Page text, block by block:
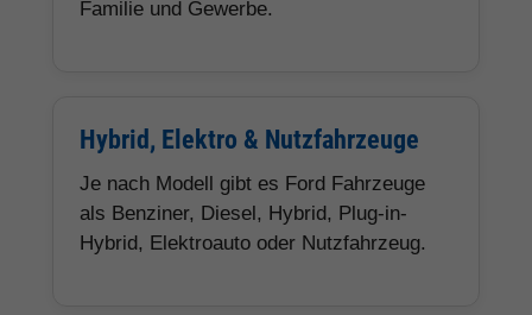
Familie und Gewerbe.
Hybrid, Elektro & Nutzfahrzeuge
Je nach Modell gibt es Ford Fahrzeuge
als Benziner, Diesel, Hybrid, Plug-in-
Hybrid, Elektroauto oder Nutzfahrzeug.